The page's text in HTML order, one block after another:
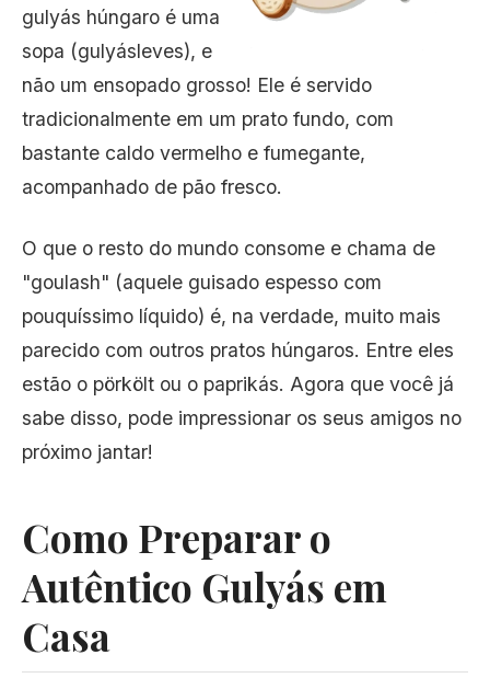
gulyás húngaro é uma
sopa (gulyásleves), e
não um ensopado grosso! Ele é servido
tradicionalmente em um prato fundo, com
bastante caldo vermelho e fumegante,
acompanhado de pão fresco.
O que o resto do mundo consome e chama de
"goulash" (aquele guisado espesso com
pouquíssimo líquido) é, na verdade, muito mais
parecido com outros pratos húngaros. Entre eles
estão o pörkölt ou o paprikás. Agora que você já
sabe disso, pode impressionar os seus amigos no
próximo jantar!
Como Preparar o
Autêntico Gulyás em
Casa